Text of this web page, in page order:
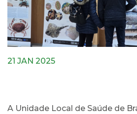
21 JAN 2025
A Unidade Local de Saúde de